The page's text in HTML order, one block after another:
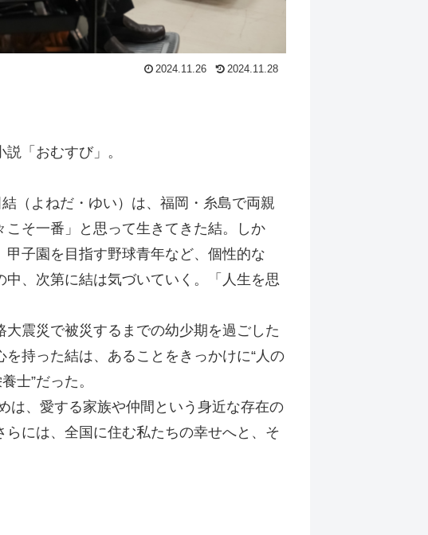
2024.11.26 2024.11.28
「おむすび」。
（よねだ・ゆい）は、福岡・糸島で両親
そ一番」と思って生きてきた結。しか
子園を目指す野球青年など、個性的な
、次第に結は気づいていく。「人生を思
震災で被災するまでの幼少期を過ごした
持った結は、あることをきっかけに“人の
士”だった。
は、愛する家族や仲間という身近な存在の
には、全国に住む私たちの幸せへと、そ